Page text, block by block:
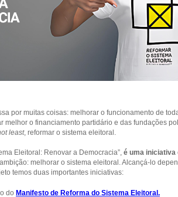
por muitas coisas: melhorar o funcionamento de
melhor o financiamento partidário e das fundações
least, reformar o sistema eleitoral.
Eleitoral: Renovar a Democracia”, é uma iniciativa
melhorar o sistema eleitoral. Alcançá-lo
temos duas importantes iniciativas:
do Manifesto de Reforma do Sistema Eleitoral.